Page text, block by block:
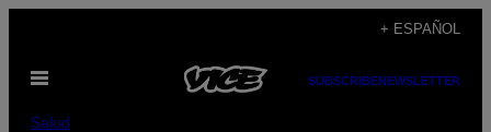
contenido
+ ESPAÑOL
Abrir
SUBSCRIBENEWSLETTER
Salud